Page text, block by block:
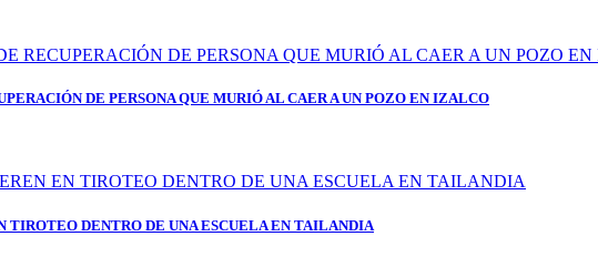
DE PERSONA QUE MURIÓ AL CAER A UN POZO EN IZALCO
TIROTEO DENTRO DE UNA ESCUELA EN TAILANDIA